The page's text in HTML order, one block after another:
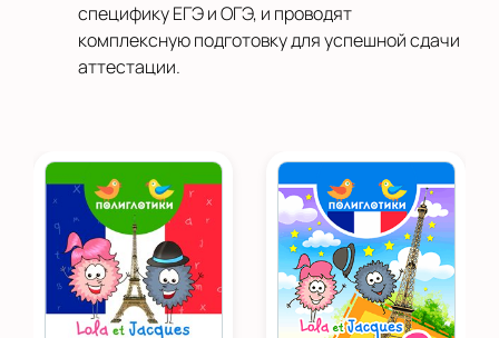
специфику ЕГЭ и ОГЭ, и проводят
комплексную подготовку для успешной сдачи
аттестации.